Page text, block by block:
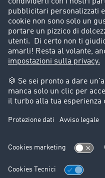
Storie di successo
Informazioni legali
Note legali
Trattamento dei dati
Cookie-Einstellungen
Assistenza